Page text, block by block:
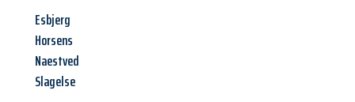
Esbjerg
Horsens
Naestved
Slagelse